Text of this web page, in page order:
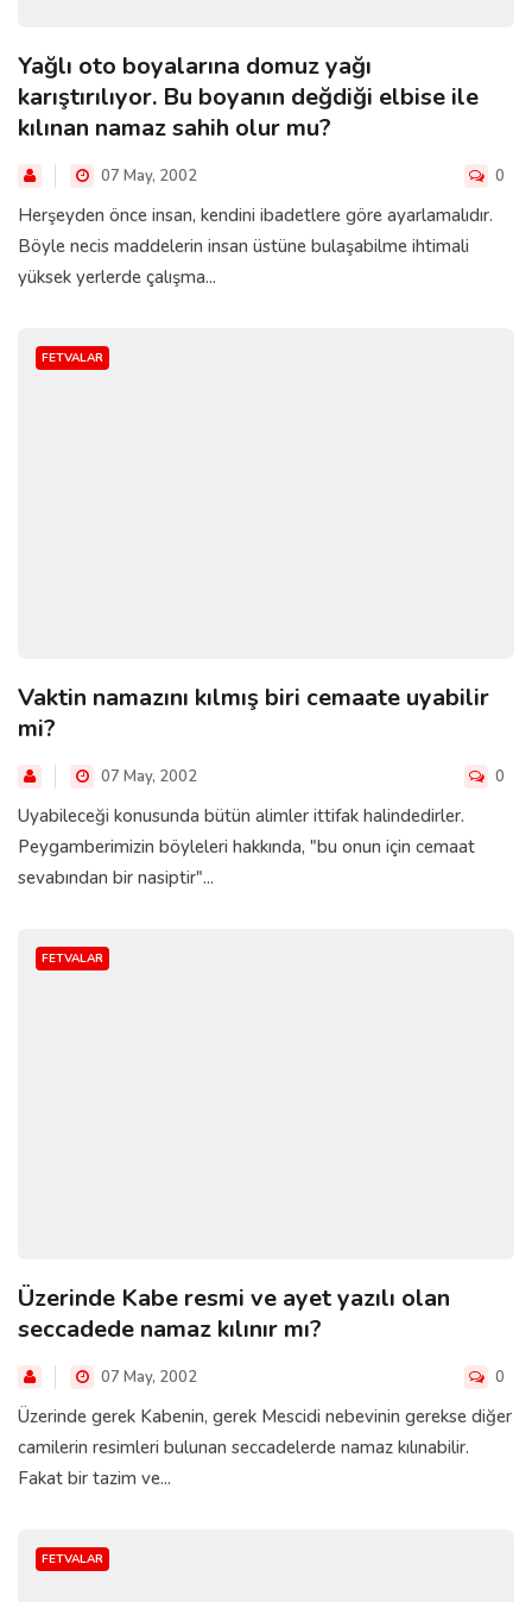
Yağlı oto boyalarına domuz yağı
karıştırılıyor. Bu boyanın değdiği elbise ile
kılınan namaz sahih olur mu?
07 May, 2002 0
Herşeyden önce insan, kendini ibadetlere göre ayarlamalıdır.
Böyle necis maddelerin insan üstüne bulaşabilme ihtimali
yüksek yerlerde çalışma...
FETVALAR
Vaktin namazını kılmış biri cemaate uyabilir
mi?
07 May, 2002 0
Uyabileceği konusunda bütün alimler ittifak halindedirler.
Peygamberimizin böyleleri hakkında, "bu onun için cemaat
sevabından bir nasiptir"...
FETVALAR
Üzerinde Kabe resmi ve ayet yazılı olan
seccadede namaz kılınır mı?
07 May, 2002 0
Üzerinde gerek Kabenin, gerek Mescidi nebevinin gerekse diğer
camilerin resimleri bulunan seccadelerde namaz kılınabilir.
Fakat bir tazim ve...
FETVALAR